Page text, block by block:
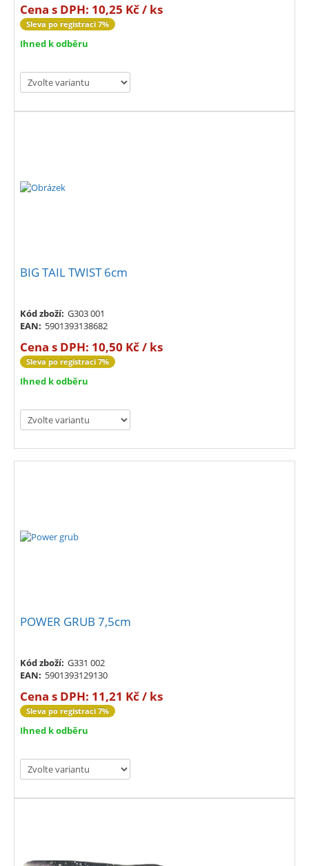
Cena s DPH: 10,25 Kč / ks
Sleva po registraci 7%
Ihned k odběru
BIG TAIL TWIST 6cm
Kód zboží: G303 001
EAN: 5901393138682
Cena s DPH: 10,50 Kč / ks
Sleva po registraci 7%
Ihned k odběru
POWER GRUB 7,5cm
Kód zboží: G331 002
EAN: 5901393129130
Cena s DPH: 11,21 Kč / ks
Sleva po registraci 7%
Ihned k odběru